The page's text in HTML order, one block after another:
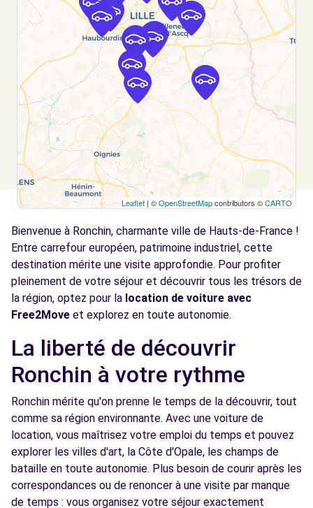
VILLENEUVE D'ASCQ, FR-59, 59491
Voir l'agence
Free2Move Rent - GARAGE DUBOIS - LA
MADELEINE (C)
5.2
km
20 RUE DU PRESIDENT POMPIDOU
LA MADELEINE, 59110
Voir l'agence
ENGLOS (J)
km
CENTRE COMMERCIAL ROUTE DE SEQUEDIN
Voir l'agence
Free2Move Rent - GARAGE DE LA HAUTE
BORNE - VILLENEUVE-D'ASCQ (C)
186 RUE DES FUSILLES
VILLENEUVE-D'ASCQ, 59650
Voir l'agence
Free2move Rent - S&YOU - LOMME (F)
449-453 AVENUE DE DUNKERQUE
Leaflet| ©OpenStreetMapcontributors ©CARTO
Bienvenue à Ronchin, charmante ville de Hauts-de-France !
Entre carrefour européen, patrimoine industriel, cette
destination mérite une visite approfondie. Pour profiter
pleinement de votre séjour et découvrir tous les trésors de
la région, optez pour la location de voiture avec
Free2Move et explorez en toute autonomie.
La liberté de découvrir
Ronchin à votre rythme
Ronchin mérite qu'on prenne le temps de la découvrir, tout
comme sa région environnante. Avec une voiture de
location, vous maîtrisez votre emploi du temps et pouvez
explorer les villes d'art, la Côte d'Opale, les champs de
bataille en toute autonomie. Plus besoin de courir après les
correspondances ou de renoncer à une visite par manque
de temps : vous organisez votre séjour exactement